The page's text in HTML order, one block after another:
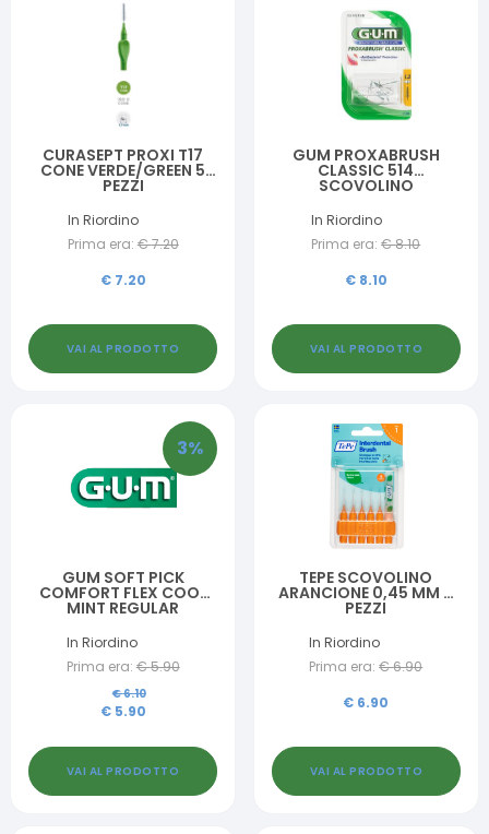
CURASEPT PROXI T17
CONE VERDE/GREEN 5
PEZZI
In Riordino
Prima era: €7.20
€ 7.20
VAI AL PRODOTTO
GUM PROXABRUSH
CLASSIC 514
SCOVOLINO
In Riordino
Prima era: €8.10
€ 8.10
VAI AL PRODOTTO
3%
GUM SOFT PICK
COMFORT FLEX COOL
MINT REGULAR
In Riordino
Prima era: €5.90
€6.10
€ 5.90
VAI AL PRODOTTO
TEPE SCOVOLINO
ARANCIONE 0,45 MM 6
PEZZI
In Riordino
Prima era: €6.90
€ 6.90
VAI AL PRODOTTO